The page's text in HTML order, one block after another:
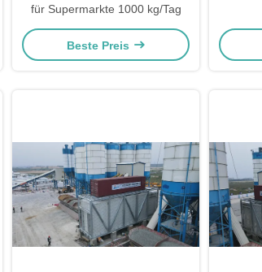
für Supermarkte 1000 kg/Tag
Beste Preis